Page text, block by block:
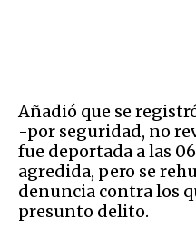
Añadió que se
-por seguridad, no
fue deportada a las
agredida, pero se
denuncia contra los
presunto delito.